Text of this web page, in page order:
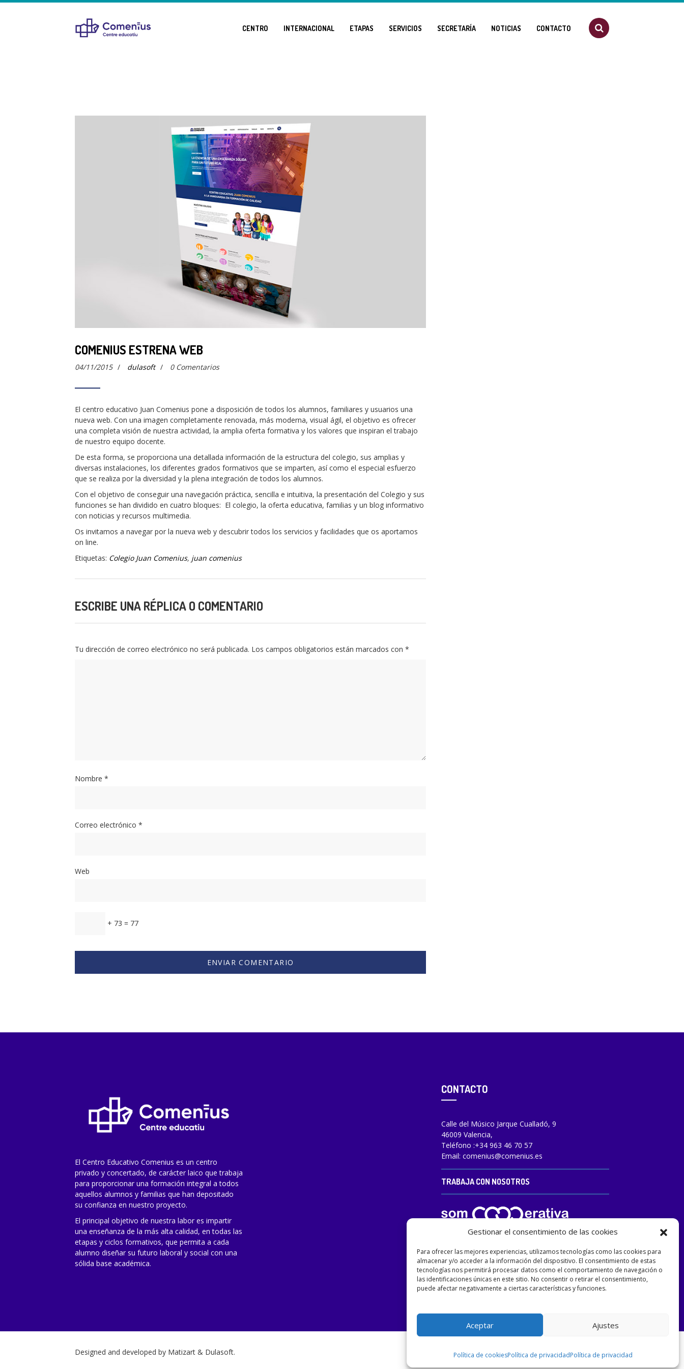
Gestionar el consentimiento de las cookies
Para ofrecer las mejores experiencias, utilizamos tecnologías como las cookies para
almacenar y/o acceder a la información del dispositivo. El consentimiento de estas
tecnologías nos permitirá procesar datos como el comportamiento de navegación o
las identificaciones únicas en este sitio. No consentir o retirar el consentimiento,
puede afectar negativamente a ciertas características y funciones.
Aceptar Ajustes
Política de cookiesPolítica de privacidadPolítica de privacidad
CENTRO INTERNACIONAL ETAPAS SERVICIOS SECRETARÍA NOTICIAS CONTACTO
COMENIUS ESTRENA WEB
04/11/2015 / dulasoft / 0 Comentarios
El centro educativo Juan Comenius pone a disposición de todos los alumnos, familiares y usuarios una
nueva web. Con una imagen completamente renovada, más moderna, visual ágil, el objetivo es ofrecer
una completa visión de nuestra actividad, la amplia oferta formativa y los valores que inspiran el trabajo
de nuestro equipo docente.
De esta forma, se proporciona una detallada información de la estructura del colegio, sus amplias y
diversas instalaciones, los diferentes grados formativos que se imparten, así como el especial esfuerzo
que se realiza por la diversidad y la plena integración de todos los alumnos.
Con el objetivo de conseguir una navegación práctica, sencilla e intuitiva, la presentación del Colegio y sus
funciones se han dividido en cuatro bloques: El colegio, la oferta educativa, familias y un blog informativo
con noticias y recursos multimedia.
Os invitamos a navegar por la nueva web y descubrir todos los servicios y facilidades que os aportamos
on line.
Etiquetas: Colegio Juan Comenius, juan comenius
ESCRIBE UNA RÉPLICA O COMENTARIO
Tu dirección de correo electrónico no será publicada. Los campos obligatorios están marcados con *
Nombre *
Correo electrónico *
Web
+ 73 = 77
El Centro Educativo Comenius es un centro
privado y concertado, de carácter laico que trabaja
para proporcionar una formación integral a todos
aquellos alumnos y familias que han depositado
su confianza en nuestro proyecto.
El principal objetivo de nuestra labor es impartir
una enseñanza de la más alta calidad, en todas las
etapas y ciclos formativos, que permita a cada
alumno diseñar su futuro laboral y social con una
sólida base académica.
CONTACTO
Calle del Músico Jarque Cualladó, 9
46009 Valencia,
Teléfono :+34 963 46 70 57
Email: comenius@comenius.es
TRABAJA CON NOSOTROS
Designed and developed by Matizart & Dulasoft.